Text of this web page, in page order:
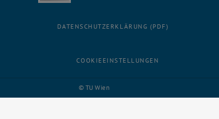
© TU Wien
DATENSCHUTZERKLÄRUNG (PDF)
COOKIEEINSTELLUNGEN